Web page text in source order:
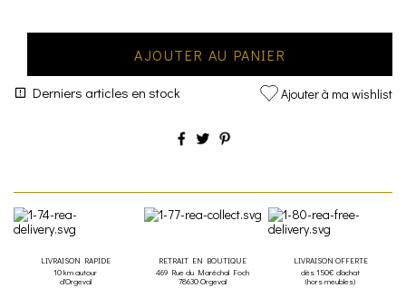
AJOUTER AU PANIER
Derniers articles en stock Ajouter à ma wishlist
LIVRAISON RAPIDE
10 km autour
d'Orgeval
RETRAIT EN BOUTIQUE
469 Rue du Maréchal Foch
78630 Orgeval
LIVRAISON OFFERTE
dès 150€ d'achat
(hors meubles)